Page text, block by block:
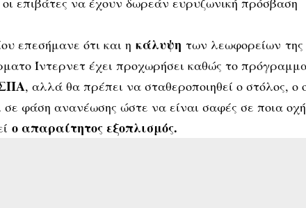
επεσήμανε ότι και η κάλυψη των λεωφορείων της
Ίντερνετ έχει προχωρήσει καθώς το
, αλλά θα πρέπει να σταθεροποιηθεί ο στόλος, ο
σε φάση ανανέωσης ώστε να είναι σαφές σε ποια
ο απαραίτητος εξοπλισμός.